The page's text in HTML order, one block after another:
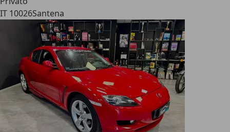
IT 10026Santena